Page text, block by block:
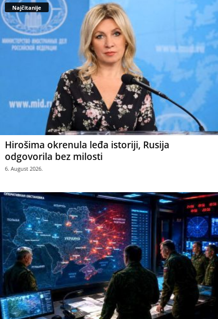
Najčitanije
Hirošima okrenula leđa istoriji, Rusija
odgovorila bez milosti
6. August 2026.